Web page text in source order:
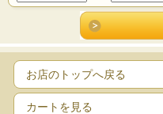
お店のトップへ戻る
カートを見る